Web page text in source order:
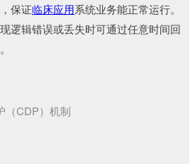
保证临床应用系统业务能正常运行。
逻辑错误或丢失时可通过任意时间回
（CDP）机制